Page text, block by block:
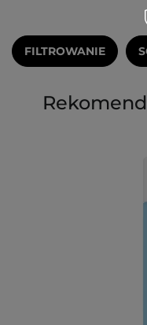
FILTROWANIE